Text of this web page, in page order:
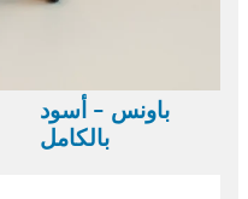
باونس - أسود
بالكامل